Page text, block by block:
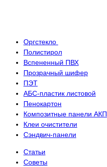
Оргстекло
Полистирол
Вспененный ПВХ
Прозрачный шифер
ПЭТ
АБС-пластик листовой
Пенокартон
Композитные панели АКП
Клеи очистители
Сэндвич-панели
Статьи
Советы